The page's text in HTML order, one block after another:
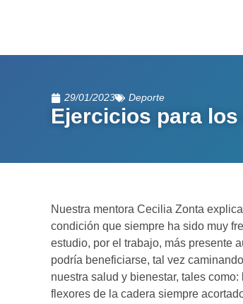
29/01/2023 Deporte
Ejercicios para
Nuestra mentora Cecilia Zonta
condición que siempre ha sido muy
estudio, por el trabajo, más presente
podría beneficiarse, tal vez
nuestra salud y bienestar, tales
flexores de la cadera siempre